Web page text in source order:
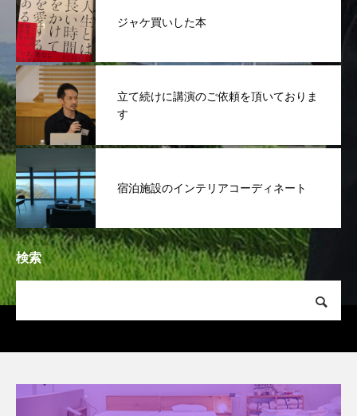
ジャケ買いした本
立て続けに講演のご依頼を頂いておりま
す
宿泊施設のインテリアコーディネート
検索